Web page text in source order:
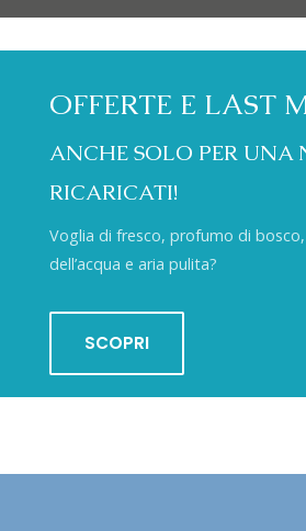
OFFERTE E LAST
ANCHE SOLO PER UNA
RICARICATI!
Voglia di fresco, profumo di
dell’acqua e aria pulita?
SCOPRI